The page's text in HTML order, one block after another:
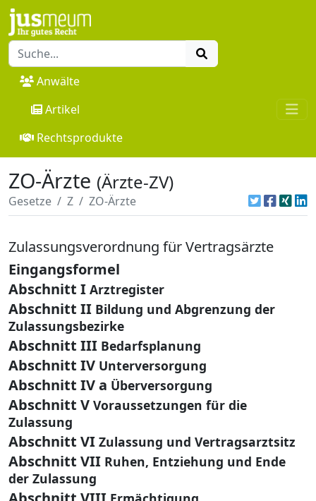
Anwälte
Artikel
Rechtsprodukte
ZO-Ärzte (Ärzte-ZV)
Gesetze Z ZO-Ärzte
Zulassungsverordnung für Vertragsärzte
Eingangsformel
Abschnitt I Arztregister
Abschnitt II Bildung und Abgrenzung der
Zulassungsbezirke
Abschnitt III Bedarfsplanung
Abschnitt IV Unterversorgung
Abschnitt IV a Überversorgung
Abschnitt V Voraussetzungen für die
Zulassung
Abschnitt VI Zulassung und Vertragsarztsitz
Abschnitt VII Ruhen, Entziehung und Ende
der Zulassung